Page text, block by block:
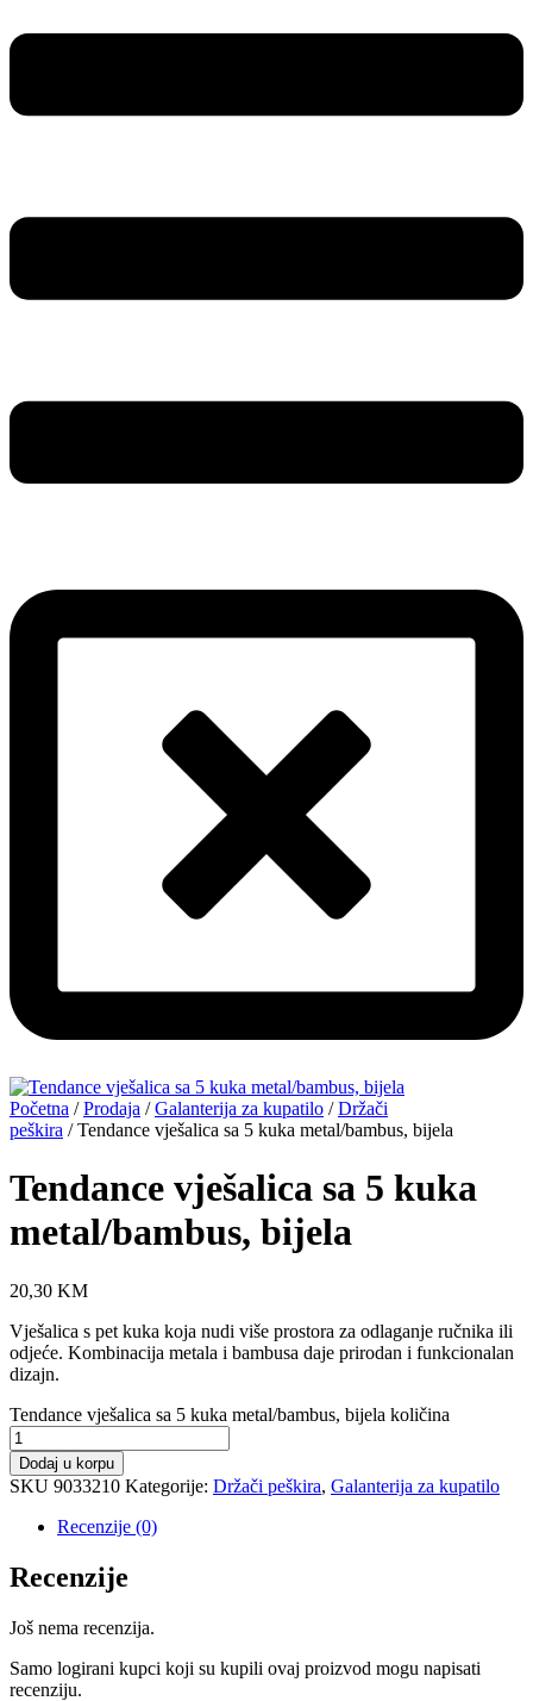
Početna /Prodaja /Galanterija za kupatilo /Držači
peškira / Tendance vješalica sa 5 kuka metal/bambus, bijela
Tendance vješalica sa 5 kuka
metal/bambus, bijela
20,30 KM
Vješalica s pet kuka koja nudi više prostora za odlaganje ručnika ili
odjeće. Kombinacija metala i bambusa daje prirodan i funkcionalan
dizajn.
Tendance vješalica sa 5 kuka metal/bambus, bijela količina
Dodaj u korpu
SKU 9033210 Kategorije: Držači peškira, Galanterija za kupatilo
Recenzije (0)
Recenzije
Još nema recenzija.
Samo logirani kupci koji su kupili ovaj proizvod mogu napisati
recenziju.